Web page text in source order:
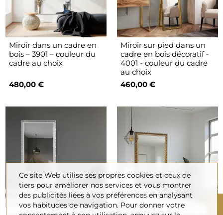
Miroir dans un cadre en
bois – 3901 – couleur du
cadre au choix
480,00 €
Miroir sur pied dans un
cadre en bois décoratif -
4001 - couleur du cadre
au choix
460,00 €
Ce site Web utilise ses propres cookies et ceux de
tiers pour améliorer nos services et vous montrer
des publicités liées à vos préférences en analysant
vos habitudes de navigation. Pour donner votre